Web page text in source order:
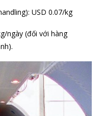
USD 0.07/kg
ngày (đối với hàng